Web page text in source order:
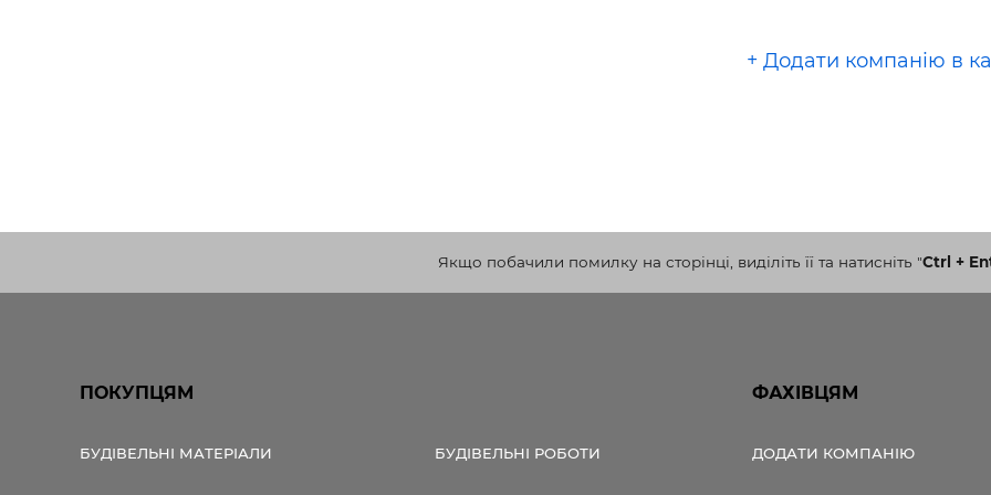
+ Додати компанію в
Якщо побачили помилку на сторінці, виділіть її та натисніть "Ctrl +
ПОКУПЦЯМ
БУДІВЕЛЬНІ МАТЕРІАЛИ БУДІВЕЛЬНІ РОБОТИ
ФАХІВЦЯМ
ДОДАТИ КОМПАНІЮ